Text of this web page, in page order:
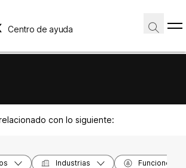
Centro de ayuda
con lo siguiente:
Industrias Funciones